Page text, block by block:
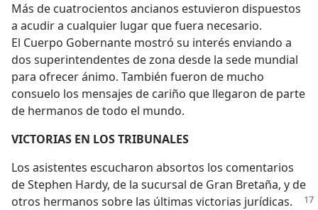
Más de cuatrocientos ancianos estuvieron dispuestos
a acudir a cualquier lugar que fuera necesario.
El Cuerpo Gobernante mostró su interés enviando a
dos superintendentes de zona desde la sede mundial
para ofrecer ánimo. También fueron de mucho
consuelo los mensajes de cariño que llegaron de parte
de hermanos de todo el mundo.
VICTORIAS EN LOS TRIBUNALES
Los asistentes escucharon absortos los comentarios
de Stephen Hardy, de la sucursal de Gran Bretaña, y de
otros hermanos sobre las últimas victorias jurídicas.